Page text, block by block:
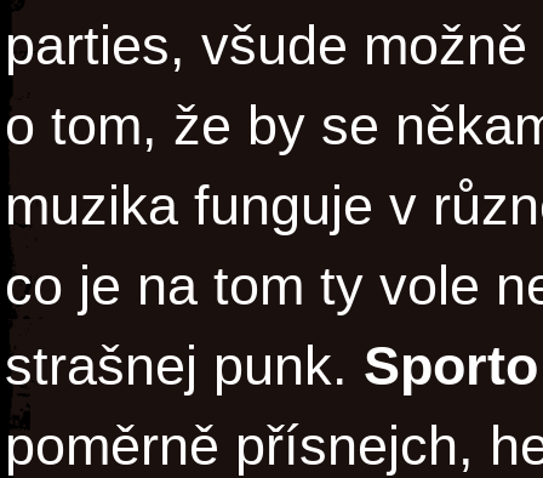
parties, všude
o tom, že by se
muzika funguje v
co je na tom ty vole
strašnej punk. Sporto
poměrně přísnejch,